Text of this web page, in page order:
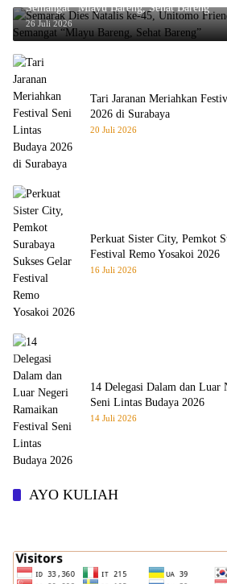
Semangat “Mlayu Bareng, Sehat Bareng”
26 Juli 2026
Tari Jaranan Meriahkan
2026 di Surabaya
20 Juli 2026
Perkuat Sister City, Pemkot
Festival Remo Yosakoi 2026
16 Juli 2026
14 Delegasi Dalam dan Luar
Seni Lintas Budaya 2026
14 Juli 2026
AYO KULIAH